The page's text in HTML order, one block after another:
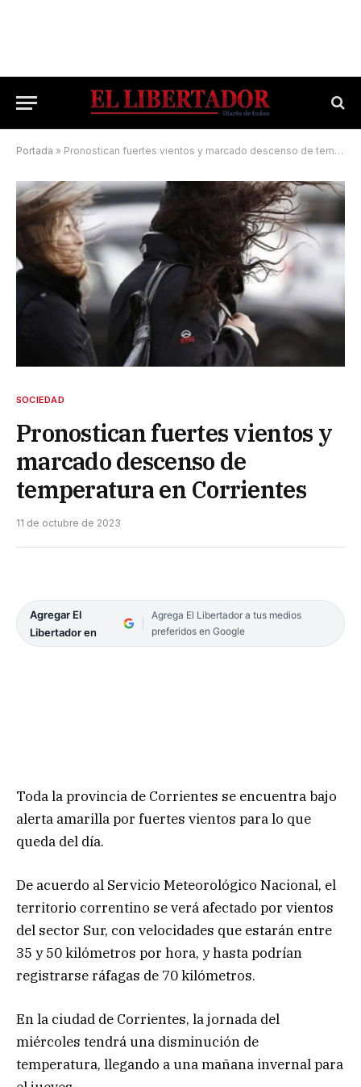
Portada » Pronostican fuertes vientos y marcado descenso de temperatura en Corrientes
SOCIEDAD
Pronostican fuertes vientos y
marcado descenso de
temperatura en Corrientes
11 de octubre de 2023
Agregar El
Libertador en
Agrega El Libertador a tus medios
preferidos en Google
Toda la provincia de Corrientes se encuentra bajo
alerta amarilla por fuertes vientos para lo que
queda del día.
De acuerdo al Servicio Meteorológico Nacional, el
territorio correntino se verá afectado por vientos
del sector Sur, con velocidades que estarán entre
35 y 50 kilómetros por hora, y hasta podrían
registrarse ráfagas de 70 kilómetros.
En la ciudad de Corrientes, la jornada del
miércoles tendrá una disminución de
temperatura, llegando a una mañana invernal para